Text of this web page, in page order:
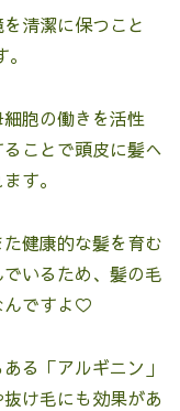
清潔に保つこと
胞の働きを活性
ことで頭皮に髪へ
す。
健康的な髪を育む
いるため、髪の毛
んですよ♡
る「アルギニン」
け毛にも効果があ